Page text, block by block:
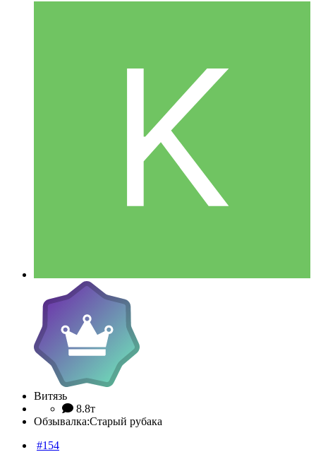
Витязь
8.8т
Обзывалка:Старый рубака
#154